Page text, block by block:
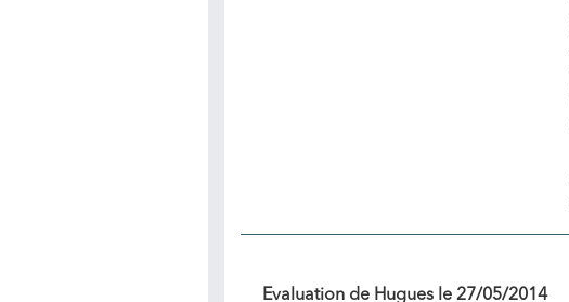
Evaluation de Hugues le 27/05/2014